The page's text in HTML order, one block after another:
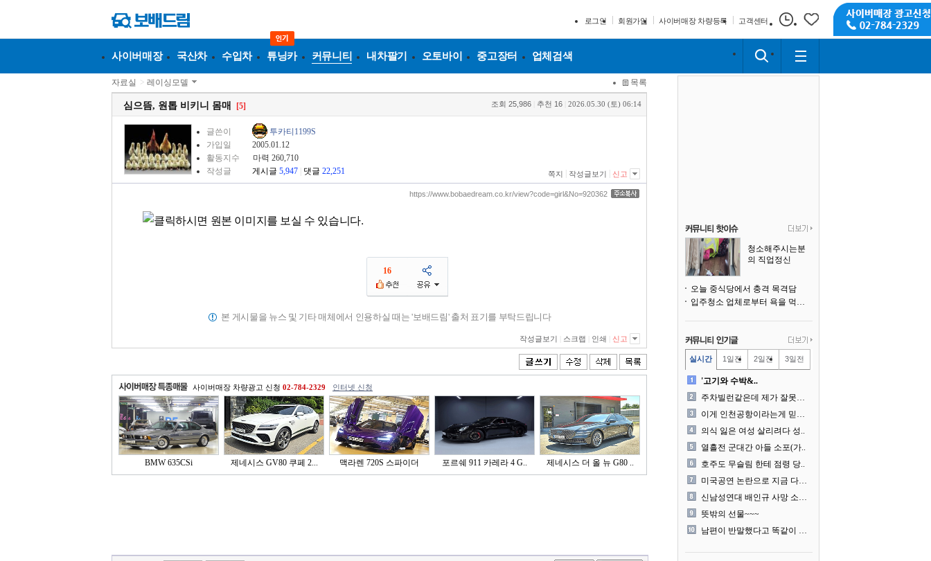
로그인 회원가입 사이버매장 차량등록 고객센터
사이버매장 국산차 수입차 튜닝카 커뮤니티 내차팔기 오토바이 중고장터 업체검색
자료실 > 레이싱모델 목록
심으뜸, 원톱 비키니 몸매 [5] 조회 25,986 추천 16 2026.05.30 (토) 06:14
글쓴이
투카티1199S
가입일
2005.01.12
활동지수
마력 260,710
작성글
게시글 5,947 댓글 22,251 쪽지 작성글보기 신고
https://www.bobaedream.co.kr/view?code=girl&No=920362
16
본 게시물을 뉴스 및 기타 매체에서 인용하실 때는 '보배드림' 출처 표기를 부탁드립니다
작성글보기 스크랩 인쇄 신고
사이버매장 차량광고 신청 02-784-2329 인터넷 신청
BMW 635CSi 제네시스 GV80 쿠페 2... 맥라렌 720S 스파이더 포르쉐 911 카레라 4 G.. 제네시스 더 올 뉴 G80 ..
청소해주시는분
의 직업정신
오늘 중식당에서 충격 목격담
입주청소 업체로부터 욕을 먹고 있습니다
실시간 1일전 2일전 3일전
'고기와 수박&..
주차빌런같은데 제가 잘못한건..
이게 인천공항이라는게 믿겨지..
의식 잃은 여성 살리려다 성..
열흘전 군대간 아들 소포(가..
호주도 무슬림 한테 점령 당..
미국공연 논란으로 지금 다시..
신남성연대 배인규 사망 소식..
뜻밖의 선물~~~
남편이 반말했다고 똑같이 반..